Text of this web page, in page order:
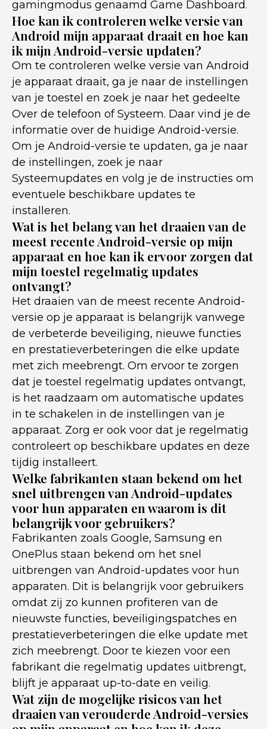
gamingmodus genaamd Game Dashboard.
Hoe kan ik controleren welke versie van
Android mijn apparaat draait en hoe kan
ik mijn Android-versie updaten?
Om te controleren welke versie van Android
je apparaat draait, ga je naar de instellingen
van je toestel en zoek je naar het gedeelte
Over de telefoon of Systeem. Daar vind je de
informatie over de huidige Android-versie.
Om je Android-versie te updaten, ga je naar
de instellingen, zoek je naar
Systeemupdates en volg je de instructies om
eventuele beschikbare updates te
installeren.
Wat is het belang van het draaien van de
meest recente Android-versie op mijn
apparaat en hoe kan ik ervoor zorgen dat
mijn toestel regelmatig updates
ontvangt?
Het draaien van de meest recente Android-
versie op je apparaat is belangrijk vanwege
de verbeterde beveiliging, nieuwe functies
en prestatieverbeteringen die elke update
met zich meebrengt. Om ervoor te zorgen
dat je toestel regelmatig updates ontvangt,
is het raadzaam om automatische updates
in te schakelen in de instellingen van je
apparaat. Zorg er ook voor dat je regelmatig
controleert op beschikbare updates en deze
tijdig installeert.
Welke fabrikanten staan bekend om het
snel uitbrengen van Android-updates
voor hun apparaten en waarom is dit
belangrijk voor gebruikers?
Fabrikanten zoals Google, Samsung en
OnePlus staan bekend om het snel
uitbrengen van Android-updates voor hun
apparaten. Dit is belangrijk voor gebruikers
omdat zij zo kunnen profiteren van de
nieuwste functies, beveiligingspatches en
prestatieverbeteringen die elke update met
zich meebrengt. Door te kiezen voor een
fabrikant die regelmatig updates uitbrengt,
blijft je apparaat up-to-date en veilig.
Wat zijn de mogelijke risicos van het
draaien van verouderde Android-versies